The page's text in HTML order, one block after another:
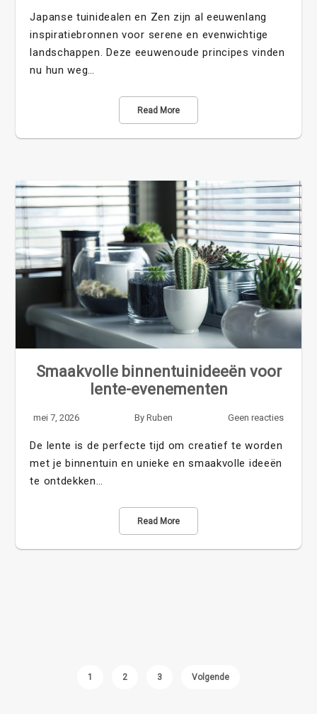
Japanse tuinidealen en Zen zijn al eeuwenlang
inspiratiebronnen voor serene en evenwichtige
landschappen. Deze eeuwenoude principes vinden
nu hun weg…
Read More
Smaakvolle binnentuinideeën voor
lente-evenementen
mei 7, 2026 By Ruben Geen reacties
De lente is de perfecte tijd om creatief te worden
met je binnentuin en unieke en smaakvolle ideeën
te ontdekken…
Read More
1 2 3 Volgende